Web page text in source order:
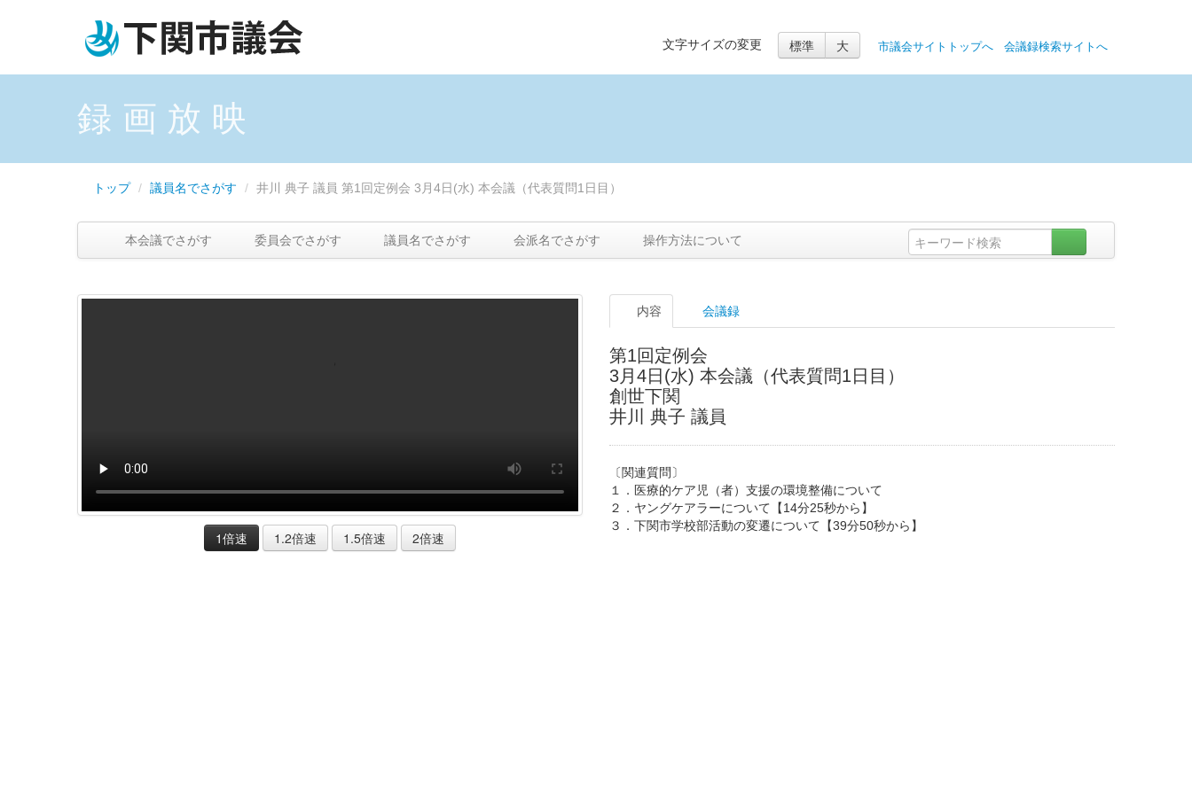
市議会サイトトップへ 会議録検索サイトへ
文字サイズの変更 標準 大
録画放映
トップ / 議員名でさがす / 井川 典子 議員 第1回定例会 3月4日(水) 本会議（代表質問1日目）
本会議でさがす 委員会でさがす 議員名でさがす 会派名でさがす 操作方法について
1倍速 1.2倍速 1.5倍速 2倍速
内容 会議録
第1回定例会
3月4日(水) 本会議（代表質問1日目）
創世下関
井川 典子 議員
〔関連質問〕
１．医療的ケア児（者）支援の環境整備について
２．ヤングケアラーについて【14分25秒から】
３．下関市学校部活動の変遷について【39分50秒から】